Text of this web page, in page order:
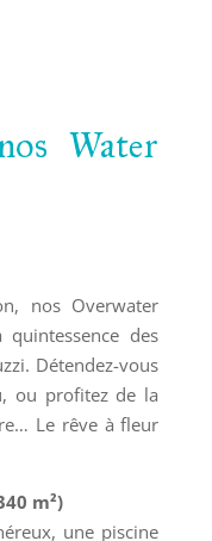
Water
nos Overwater
des
Détendez-vous
ou profitez de la
Le rêve à fleur
m²)
une piscine